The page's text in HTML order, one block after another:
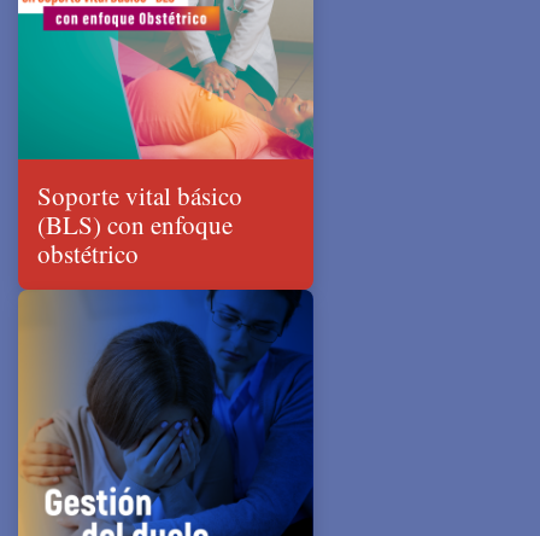
Soporte vital básico
(BLS) con enfoque
obstétrico